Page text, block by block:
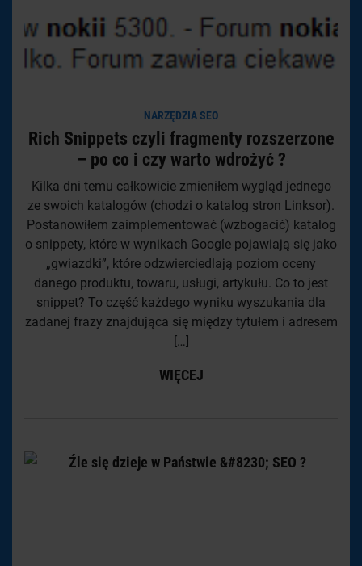
NARZĘDZIA SEO
Rich Snippets czyli fragmenty rozszerzone
– po co i czy warto wdrożyć ?
Kilka dni temu całkowicie zmieniłem wygląd jednego
ze swoich katalogów (chodzi o katalog stron Linksor).
Postanowiłem zaimplementować (wzbogacić) katalog
o snippety, które w wynikach Google pojawiają się jako
„gwiazdki”, które odzwierciedlają poziom oceny
danego produktu, towaru, usługi, artykułu. Co to jest
snippet? To część każdego wyniku wyszukania dla
zadanej frazy znajdująca się między tytułem i adresem
[…]
WIĘCEJ